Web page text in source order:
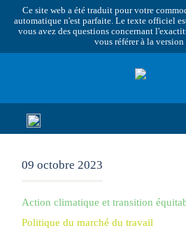
Ce site web a été traduit pour votre
automatique n'est parfaite. Le texte officiel
vous avez des questions concernant
vous référer à la version
09 octobre 2023
Action climatique et transition
Politique du marché du travail